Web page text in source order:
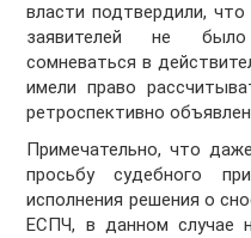
власти подтвердили,
заявителей не было
сомневаться в
имели право
ретроспективно
Примечательно, что
просьбу судебного
исполнения решения о
ЕСПЧ, в данном случае